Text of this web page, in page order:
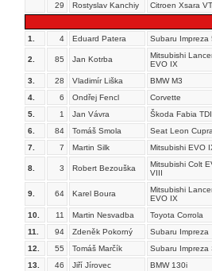
29
Rostyslav Kanchiy Citroen Xsara
1. 4 Eduard Patera Subaru Impreza
2. 85 Jan Kotrba
Mitsubishi
EVO IX
3.
28 Vladimír Liška
BMW M3
4.
6 Ondřej Fencl
Corvette
5.
1 Jan Vávra
Škoda Fabia
6.
84 Tomáš Smola
Seat Leon
7.
7 Martin Silk Mitsubishi EVO
8. 3 Robert Bezouška
Mitsubishi Colt
VIII
9. 64 Karel Boura
Mitsubishi
EVO IX
10.
11 Martin Nesvadba
Toyota Corrola
11.
94 Zdeněk Pokorný
Subaru Impreza
12.
55 Tomáš Marčík
Subaru Impreza
13.
46 Jiří Jírovec
BMW 130i